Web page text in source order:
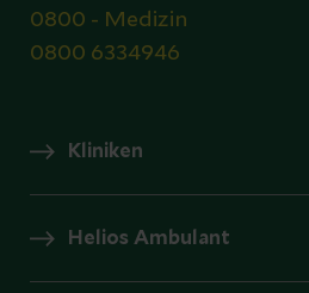
0800 - Medizin
0800 6334946
Kliniken
Helios Ambulant